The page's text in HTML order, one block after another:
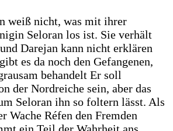
weiß nicht, was mit ihrer
Seloran los ist. Sie verhält
Darejan kann nicht erklären
es da noch den Gefangenen,
behandelt Er soll
der Nordreiche sein, aber das
Seloran ihn so foltern lässt. Als
Wache Réfen den Fremden